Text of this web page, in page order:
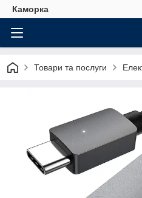
Каморка
Товари та послуги